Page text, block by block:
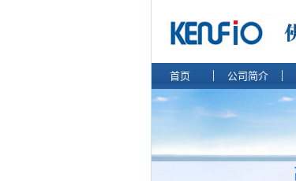
首页 公司简介